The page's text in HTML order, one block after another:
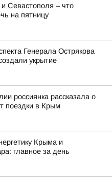
Севастополя – что
на пятницу
Генерала Острякова
укрытие
россиянка рассказала о
поездки в Крым
Крыма и
главное за день